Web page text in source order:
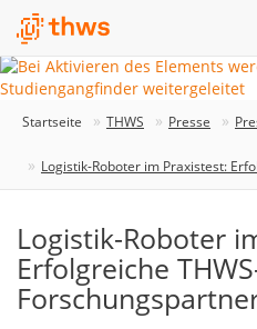
Startseite THWS Presse
Logistik-Roboter im Praxistest:
Logistik-Roboter
Erfolgreiche